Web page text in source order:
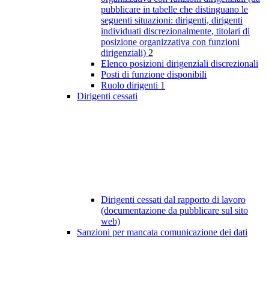
pubblicare in tabelle che distinguano le
seguenti situazioni: dirigenti, dirigenti
individuati discrezionalmente, titolari di
posizione organizzativa con funzioni
dirigenziali) 2
Elenco posizioni dirigenziali discrezionali
Posti di funzione disponibili
Ruolo dirigenti 1
Dirigenti cessati
Dirigenti cessati dal rapporto di lavoro
(documentazione da pubblicare sul sito
web)
Sanzioni per mancata comunicazione dei dati